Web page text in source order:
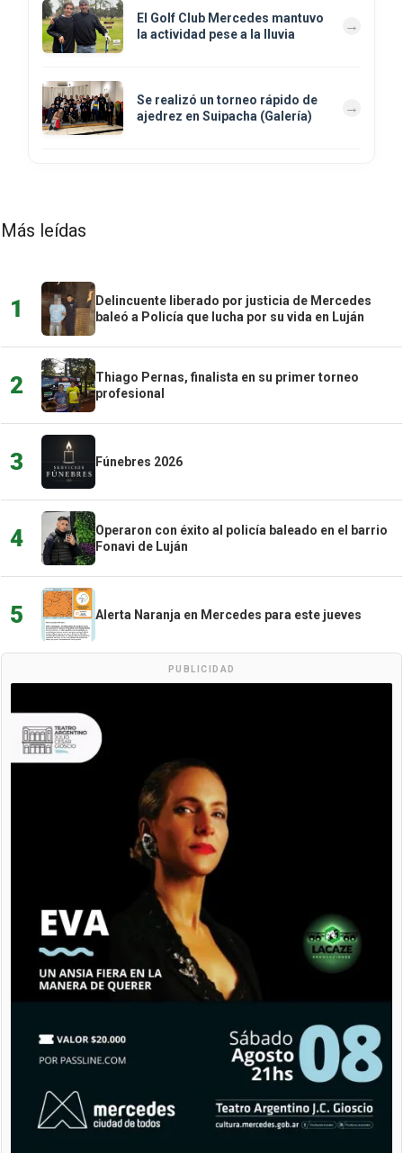
El Golf Club Mercedes mantuvo
la actividad pese a la lluvia
Se realizó un torneo rápido de
ajedrez en Suipacha (Galería)
Más leídas
1
Delincuente liberado por justicia de Mercedes
baleó a Policía que lucha por su vida en Luján
2
Thiago Pernas, finalista en su primer torneo
profesional
3 Fúnebres 2026
4
Operaron con éxito al policía baleado en el barrio
Fonavi de Luján
5 Alerta Naranja en Mercedes para este jueves
PUBLICIDAD